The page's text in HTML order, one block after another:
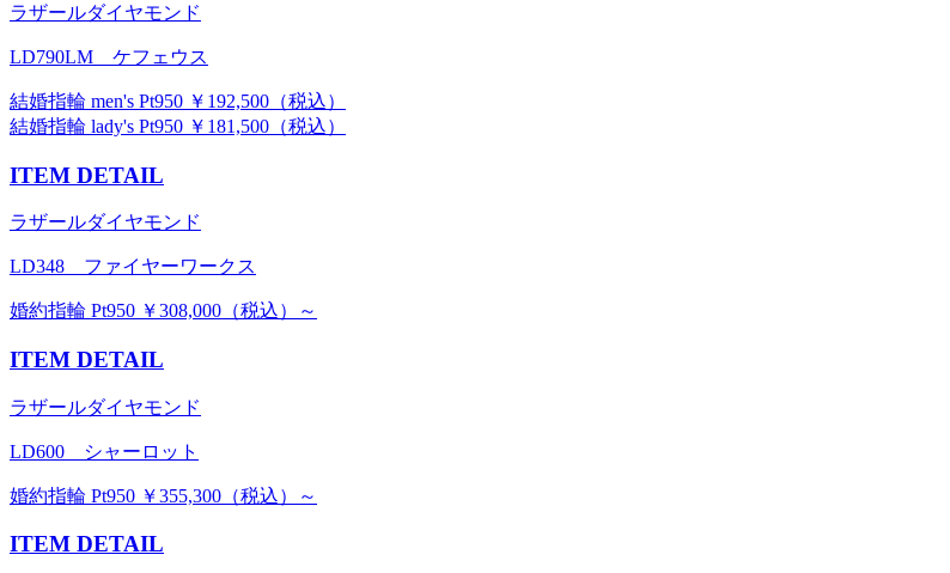
ラザールダイヤモンド
LD790LM ケフェウス
結婚指輪 men's Pt950 ￥192,500（税込）
結婚指輪 lady's Pt950 ￥181,500（税込）
ITEM DETAIL
ラザールダイヤモンド
LD348 ファイヤーワークス
婚約指輪 Pt950 ￥308,000（税込）～
ITEM DETAIL
ラザールダイヤモンド
LD600 シャーロット
婚約指輪 Pt950 ￥355,300（税込）～
ITEM DETAIL